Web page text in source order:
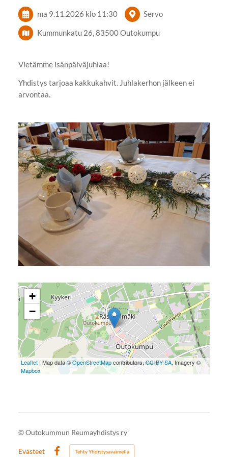
ma 9.11.2026 klo 11:30 Servo
Kummunkatu 26, 83500 Outokumpu
Vietämme isänpäiväjuhlaa!
Yhdistys tarjoaa kakkukahvit. Juhlakerhon jälkeen ei
arvontaa.
+
−
Leaflet| Map data ©OpenStreetMapcontributors,CC-BY-SA, Imagery ©
Mapbox
©Outokummun Reumayhdistys ry
Evästeet
Tehty Yhdistysavaimella